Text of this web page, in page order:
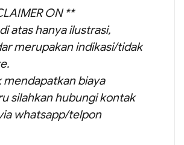
ON **
atas hanya ilustrasi,
merupakan indikasi/tidak
mendapatkan biaya
silahkan hubungi kontak
whatsapp/telpon